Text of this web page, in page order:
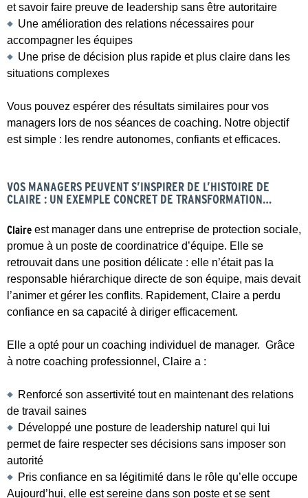
et savoir faire preuve de leadership sans être autoritaire
Une amélioration des relations nécessaires pour
accompagner les équipes
Une prise de décision plus rapide et plus claire dans les
situations complexes
Vous pouvez espérer des résultats similaires pour vos
managers lors de nos séances de coaching. Notre objectif
est simple : les rendre autonomes, confiants et efficaces.
VOS MANAGERS PEUVENT S’INSPIRER DE L’HISTOIRE DE
CLAIRE : UN EXEMPLE CONCRET DE TRANSFORMATION…
Claire est manager dans une entreprise de protection sociale,
promue à un poste de coordinatrice d’équipe. Elle se
retrouvait dans une position délicate : elle n’était pas la
responsable hiérarchique directe de son équipe, mais devait
l’animer et gérer les conflits. Rapidement, Claire a perdu
confiance en sa capacité à diriger efficacement.
Elle a opté pour un coaching individuel de manager. Grâce
à notre coaching professionnel, Claire a :
Renforcé son assertivité tout en maintenant des relations
de travail saines
Développé une posture de leadership naturel qui lui
permet de faire respecter ses décisions sans imposer son
autorité
Pris confiance en sa légitimité dans le rôle qu’elle occupe
Aujourd’hui, elle est sereine dans son poste et se sent